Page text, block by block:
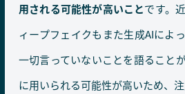
用される可能性が高いことです。
ィープフェイクもまた生成AIによ
一切言っていないことを語ること
に用いられる可能性が高いため、注